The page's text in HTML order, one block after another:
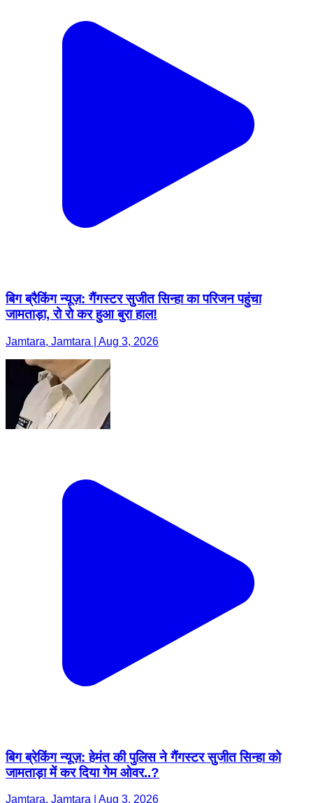
बिग ब्रैकिंग न्यूज़: गैंगस्टर सुजीत सिन्हा का परिजन पहुंचा
जामताड़ा, रो रो कर हुआ बुरा हाल!
Jamtara, Jamtara | Aug 3, 2026
बिग ब्रेकिंग न्यूज़: हेमंत की पुलिस ने गैंगस्टर सुजीत सिन्हा को
जामताड़ा में कर दिया गेम ओवर..?
Jamtara, Jamtara | Aug 3, 2026